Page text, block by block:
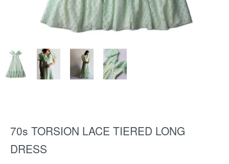
70s TORSION LACE TIERED LONG
DRESS